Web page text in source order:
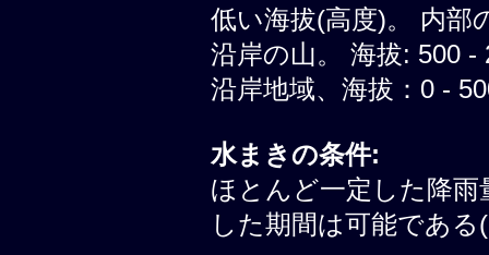
低い海拔(高度)。 内部
沿岸の山。 海拔: 500 -
沿岸地域、海拔：0 -
水まきの条件:
ほとんど一定した降
した期間は可能であ